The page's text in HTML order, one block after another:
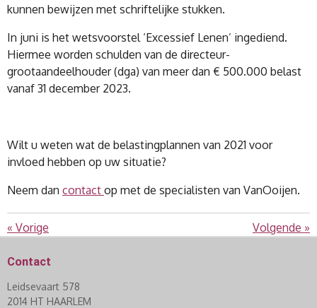
kunnen bewijzen met schriftelijke stukken.
In juni is het wetsvoorstel ‘Excessief Lenen’ ingediend.
Hiermee worden schulden van de directeur-
grootaandeelhouder (dga) van meer dan € 500.000 belast
vanaf 31 december 2023.
Wilt u weten wat de belastingplannen van 2021 voor
invloed hebben op uw situatie?
Neem dan contact op met de specialisten van VanOoijen.
« Vorige Volgende »
Contact
Leidsevaart 578
2014 HT HAARLEM